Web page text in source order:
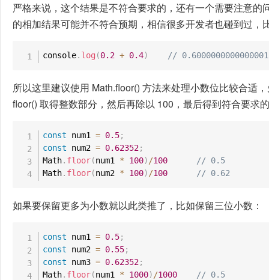
严格来说，这个结果是不符合要求的，还有一个需要注意的
的相加结果可能并不符合预期，相信很多开发者也碰到过，
console. log (0.2 + 0.4) // 0.6000000000000001
所以这里建议使用 Math.floor() 方法来处理小数位比较合适
floor() 取得整数部分，然后再除以 100，最后得到符合要求
const num1 = 0.5;
const num2 = 0.62352;
Math. floor(num1 * 100) /100
// 0.5
Math. floor(num2 * 100) /100 // 0.62
如果要保留更多为小数就以此类推了，比如保留三位小数：
const num1 = 0.5;
const num2 = 0.55;
const num3 = 0.62352;
Math. floor(num1 * 1000) /1000
// 0.5